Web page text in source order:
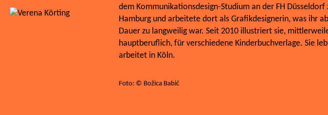
dem Kommunikationsdesign-Studium an der FH Düsseldorf
Hamburg und arbeitete dort als Grafikdesignerin, was ihr
Dauer zu langweilig war. Seit 2010 illustriert sie,
hauptberuflich, für verschiedene Kinderbuchverlage. Sie
arbeitet in Köln.
Foto: © Božica Babić